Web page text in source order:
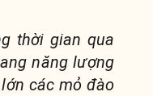
thời gian qua
năng lượng
các mỏ đào